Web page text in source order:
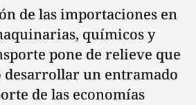
de las importaciones en
químicos y
pone de relieve que
desarrollar un entramado
de las economías